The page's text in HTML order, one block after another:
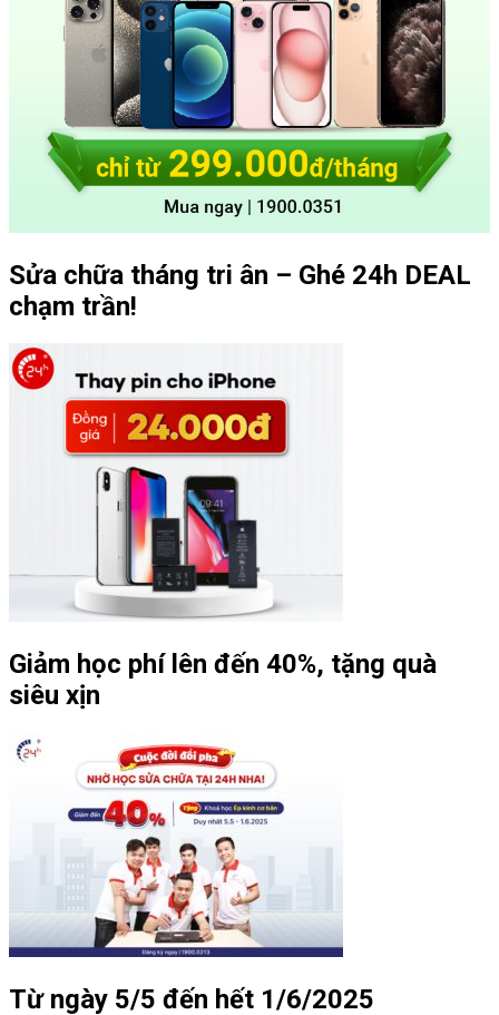
Sửa chữa tháng tri ân – Ghé 24h DEAL
chạm trần!
Giảm học phí lên đến 40%, tặng quà
siêu xịn
Từ ngày 5/5 đến hết 1/6/2025